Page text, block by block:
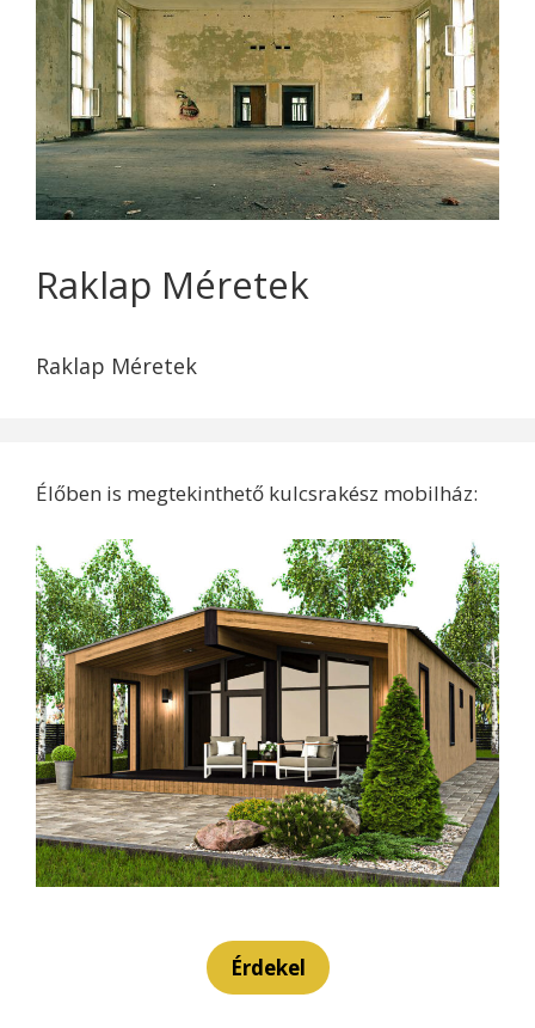
Raklap Méretek
Raklap Méretek
Élőben is megtekinthető kulcsrakész mobilház:
Érdekel